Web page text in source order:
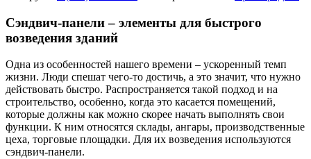
Сэндвич-панели – элементы для быстрого
возведения зданий
Одна из особенностей нашего времени – ускоренный темп
жизни. Люди спешат чего-то достичь, а это значит, что нужно
действовать быстро. Распространяется такой подход и на
строительство, особенно, когда это касается помещений,
которые должны как можно скорее начать выполнять свои
функции. К ним относятся склады, ангары, производственные
цеха, торговые площадки. Для их возведения используются
сэндвич-панели.